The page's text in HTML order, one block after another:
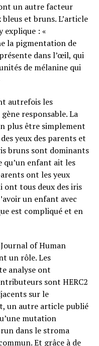
un autre facteur
et bruns. L’article
explique : «
la pigmentation de
dans l’œil, qui
de mélanine qui
autrefois les
responsable. La
plus être simplement
yeux des parents et
bruns sont dominants
qu’un enfant ait les
ont les yeux
ont tous deux des iris
un enfant avec
est compliqué et en
of Human
un rôle. Les
analyse ont
sont HERC2
sur le
un autre article publié
mutation
dans le stroma
Et grâce à de